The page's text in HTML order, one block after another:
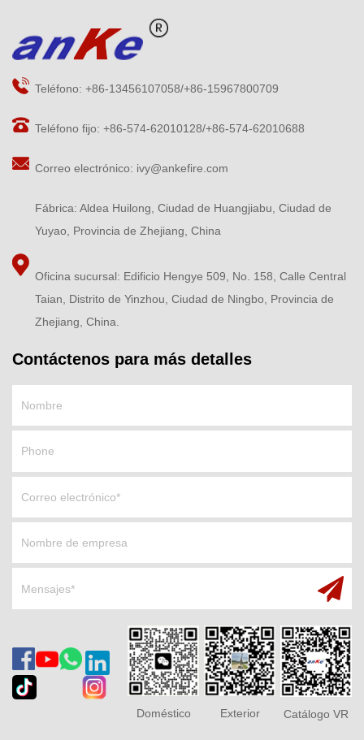
Teléfono: +86-13456107058/+86-15967800709
Teléfono fijo: +86-574-62010128/+86-574-62010688
Correo electrónico: ivy@ankefire.com
Fábrica: Aldea Huilong, Ciudad de Huangjiabu, Ciudad de
Yuyao, Provincia de Zhejiang, China
Oficina sucursal: Edificio Hengye 509, No. 158, Calle Central
Taian, Distrito de Yinzhou, Ciudad de Ningbo, Provincia de
Zhejiang, China.
Contáctenos para más detalles
Doméstico Exterior Catálogo VR